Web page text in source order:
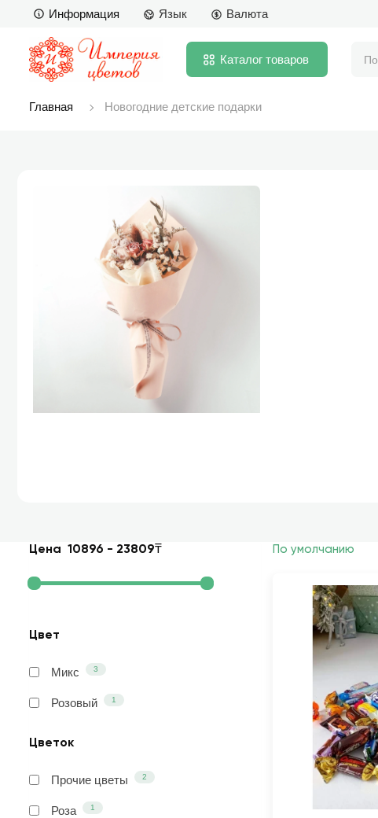
Информация Язык Валюта
Каталог товаров
Главная Новогодние детские подарки
Цена 10896 - 23809₸
Цвет
Микс 3
Розовый 1
Цветок
Прочие цветы 2
Роза 1
По умолчанию